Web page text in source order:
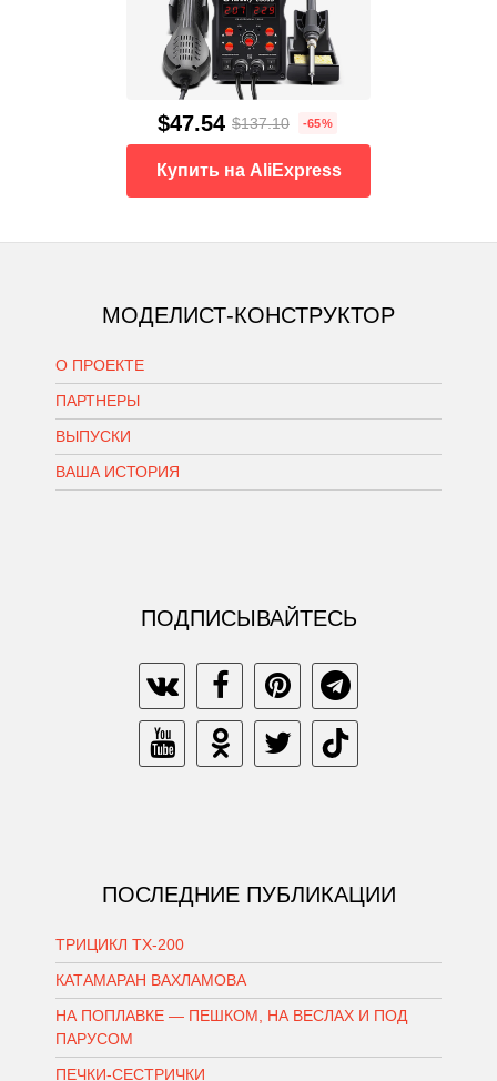
$47.54 $137.10 -65%
Купить на AliExpress
МОДЕЛИСТ-КОНСТРУКТОР
О ПРОЕКТЕ
ПАРТНЕРЫ
ВЫПУСКИ
ВАША ИСТОРИЯ
ПОДПИСЫВАЙТЕСЬ
ПОСЛЕДНИЕ ПУБЛИКАЦИИ
ТРИЦИКЛ ТХ-200
КАТАМАРАН ВАХЛАМОВА
НА ПОПЛАВКЕ — ПЕШКОМ, НА ВЕСЛАХ И ПОД
ПАРУСОМ
ПЕЧКИ-СЕСТРИЧКИ